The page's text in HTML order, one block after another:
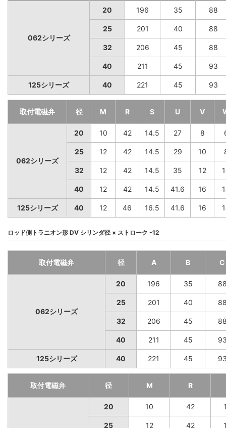
062シリーズ
20 196 35 88
25 201 40 88
32 206 45 88
40 211 45 93
125シリーズ 40 221 45 93
取付電磁弁 径 M R S U V
062シリーズ
20 10 42 14.5 27 8
25 12 42 14.5 29 10
32 12 42 14.5 35 12
40 12 42 14.5 41.6 16
125シリーズ 40 12 46 16.5 41.6 16
ロッド側トラニオン形 DV シリンダ径 × ストローク -12
取付電磁弁 径 A B C
062シリーズ
20 196 35
25 201 40
32 206 45
40 211 45
125シリーズ 40 221 45
取付電磁弁 径 M R
20 10 42
25 12 42